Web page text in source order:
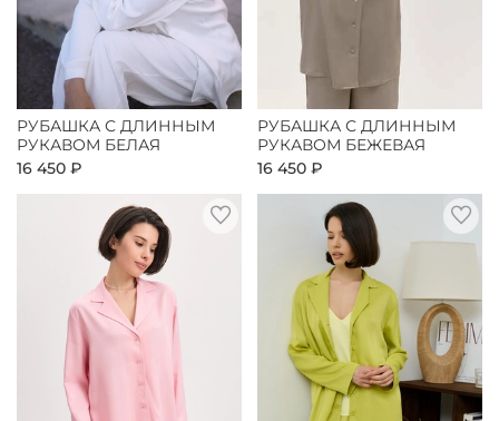
РУБАШКА С ДЛИННЫМ
РУКАВОМ БЕЛАЯ
16 450 ₽
РУБАШКА С ДЛИННЫМ
РУКАВОМ БЕЖЕВАЯ
16 450 ₽